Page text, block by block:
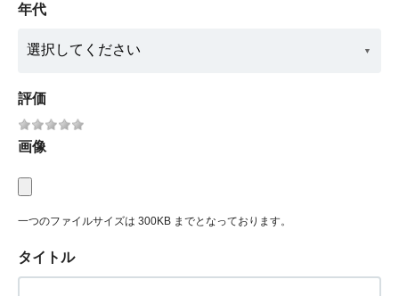
年代
評価
画像
一つのファイルサイズは 300KB までとなっております。
タイトル